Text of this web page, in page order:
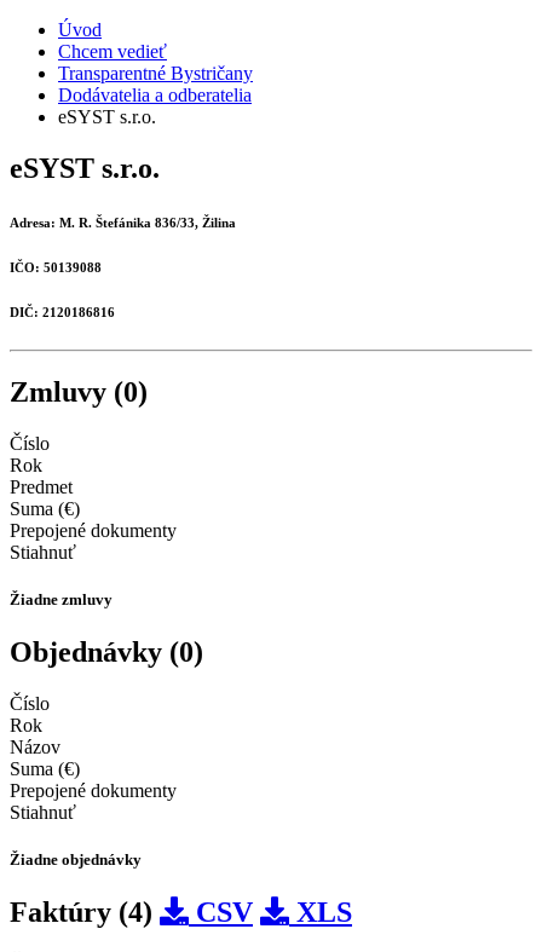
Úvod
Chcem vedieť
Transparentné Bystričany
Dodávatelia a odberatelia
eSYST s.r.o.
eSYST s.r.o.
Adresa: M. R. Štefánika 836/33, Žilina
IČO: 50139088
DIČ: 2120186816
Zmluvy (0)
Číslo
Rok
Predmet
Suma (€)
Prepojené dokumenty
Stiahnuť
Žiadne zmluvy
Objednávky (0)
Číslo
Rok
Názov
Suma (€)
Prepojené dokumenty
Stiahnuť
Žiadne objednávky
Faktúry (4) CSV XLS